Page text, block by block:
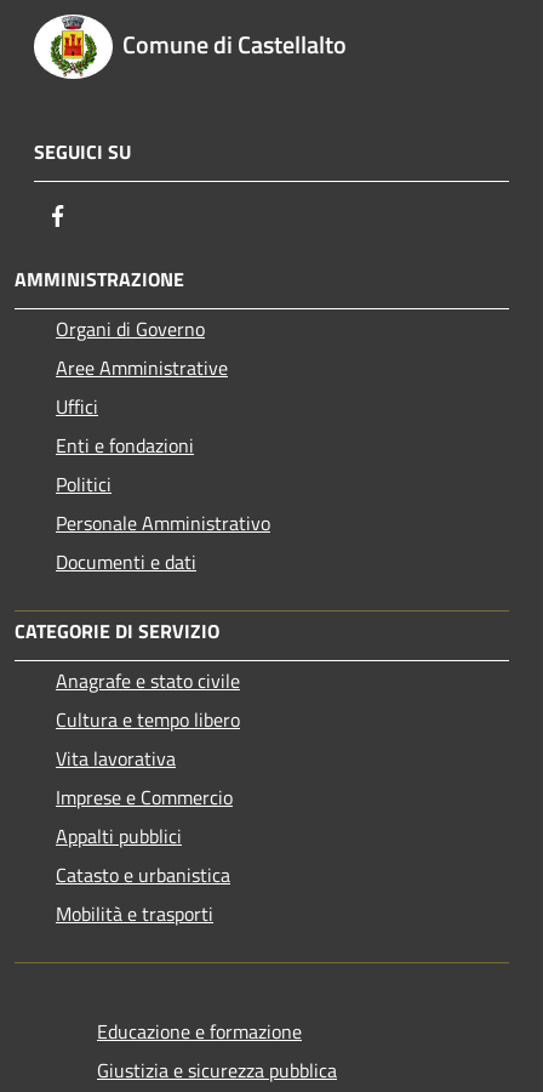
Comune di Castellalto
SEGUICI SU
AMMINISTRAZIONE
Organi di Governo
Aree Amministrative
Uffici
Enti e fondazioni
Politici
Personale Amministrativo
Documenti e dati
CATEGORIE DI SERVIZIO
Anagrafe e stato civile
Cultura e tempo libero
Vita lavorativa
Imprese e Commercio
Appalti pubblici
Catasto e urbanistica
Mobilità e trasporti
Educazione e formazione
Giustizia e sicurezza pubblica